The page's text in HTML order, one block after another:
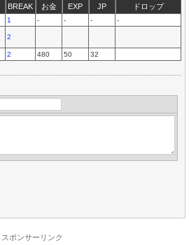
BREAK お金 EXP JP ドロップ
1 - - -
-
2
2 480 50 32
スポンサーリンク